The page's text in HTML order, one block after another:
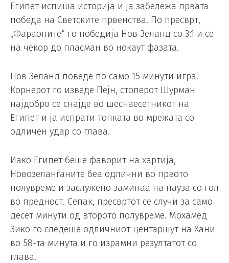
Египет испиша историја и ја забележа првата
победа на Светските првенства. По пресврт,
„Фараоните“ го победија Нов Зеланд со 3:1 и се
на чекор до пласман во нокаут фазата.
Нов Зеланд поведе по само 15 минути игра.
Корнерот го изведе Пејн, стоперот Шурман
најдобро се снајде во шеснаесетникот на
Египет и ја испрати топката во мрежата со
одличен удар со глава.
Иако Египет беше фаворит на хартија,
Новозеланѓаните беа одлични во првото
полувреме и заслужено заминаа на пауза со гол
во предност. Сепак, пресвртот се случи за само
десет минути од второто полувреме. Мохамед
Зико го следеше одличниот центаршут на Хани
во 58-та минута и го израмни резултатот со
глава.